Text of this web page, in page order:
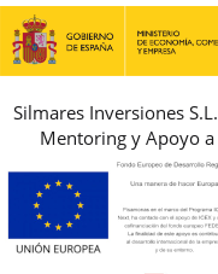
REBAJAS
Silmares Inversiones
Mentoring y Apoyo